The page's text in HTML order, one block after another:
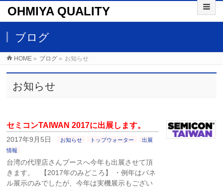
OHMIYA QUALITY
ブログ
HOME » ブログ » お知らせ
お知らせ
セミコンTAIWAN 2017に出展します。
2017年9月5日 お知らせ トップウォーター
出展
情報
台湾の代理店さんブースへ今年も出展させて頂
きます。 【2017年のみどころ】 ・例年はパネ
ル展示のみでしたが、今年は実機展示もござい